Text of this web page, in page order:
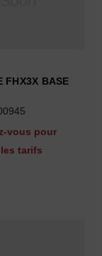
FHX3X BASE
vous pour
tarifs